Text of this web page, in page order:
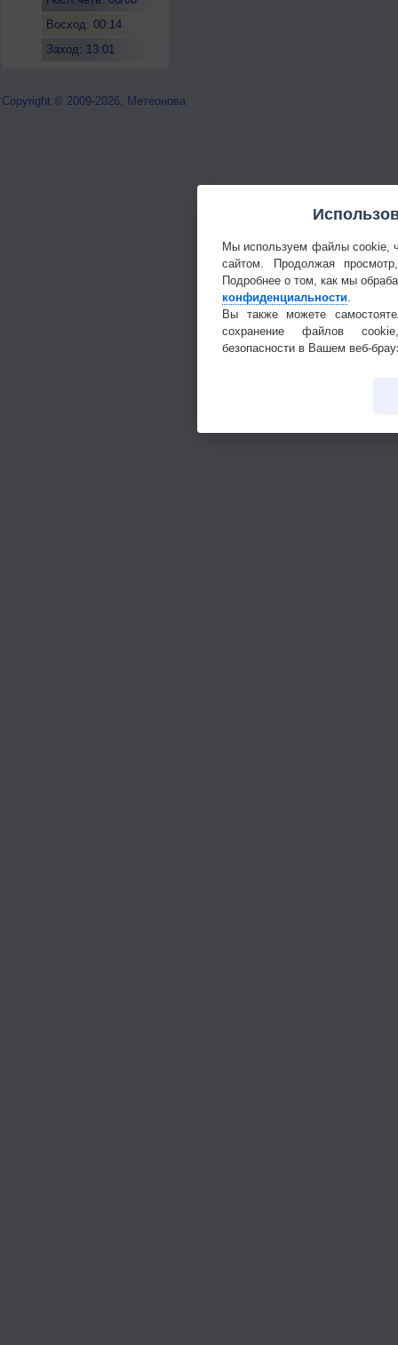
Восход: 00:14
Заход: 13:01
Copyright © 2009-2026, Метеонова
Мы используем файлы cookie,
сайтом. Продолжая
Подробнее о том, как мы
конфиденциальности
Вы также можете
сохранение файлов
безопасности в Вашем веб-